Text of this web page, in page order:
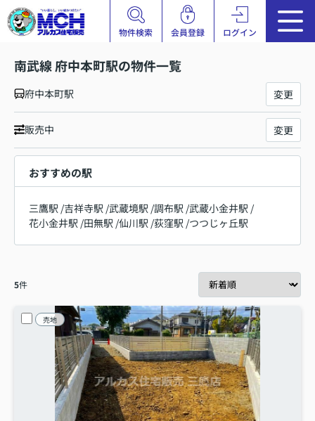
物件検索 会員登録 ログイン
南武線 府中本町駅の物件一覧
府中本町駅 変更
販売中 変更
おすすめの駅
三鷹駅 /吉祥寺駅 /武蔵境駅 /調布駅 /武蔵小金井駅 /
花小金井駅 /田無駅 /仙川駅 /荻窪駅 /つつじヶ丘駅
5件
売地